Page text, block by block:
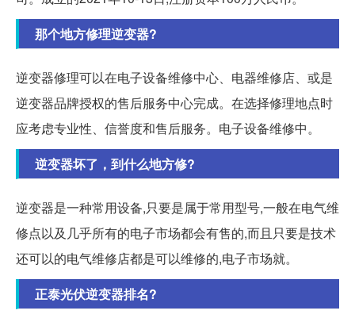
那个地方修理逆变器?
逆变器修理可以在电子设备维修中心、电器维修店、或是
逆变器品牌授权的售后服务中心完成。在选择修理地点时
应考虑专业性、信誉度和售后服务。电子设备维修中。
逆变器坏了，到什么地方修?
逆变器是一种常用设备,只要是属于常用型号,一般在电气维
修点以及几乎所有的电子市场都会有售的,而且只要是技术
还可以的电气维修店都是可以维修的,电子市场就。
正泰光伏逆变器排名?